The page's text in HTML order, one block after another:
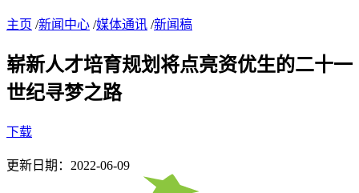
主页 /新闻中心 /媒体通讯 /新闻稿
崭新人才培育规划将点亮资优生的二十一
世纪寻梦之路
下载
更新日期：2022-06-09